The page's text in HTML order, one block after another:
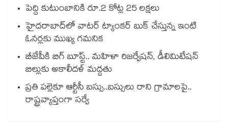
పెద్ది కుటుంబానికి రూ.2 కోట్ల 25 లక్షలు
హైదరాబాద్⁪లో వాటర్ ట్యాంకర్ బుక్ చేస్తున్న ఇంటి
ఓనర్లకు ముఖ్య గమనిక
బీజేపీకి బిగ్ బూస్ట్.. మహిళా రిజర్వేషన్, డీలిమిటేషన్
బిల్లుకు అకాలీదళ్ మద్దతు
ప్రతి పల్లెకూ ఆర్టీసీ బస్సు..బస్సులు రాని గ్రామాలపై..
రాష్ట్రవ్యాప్తంగా సర్వే